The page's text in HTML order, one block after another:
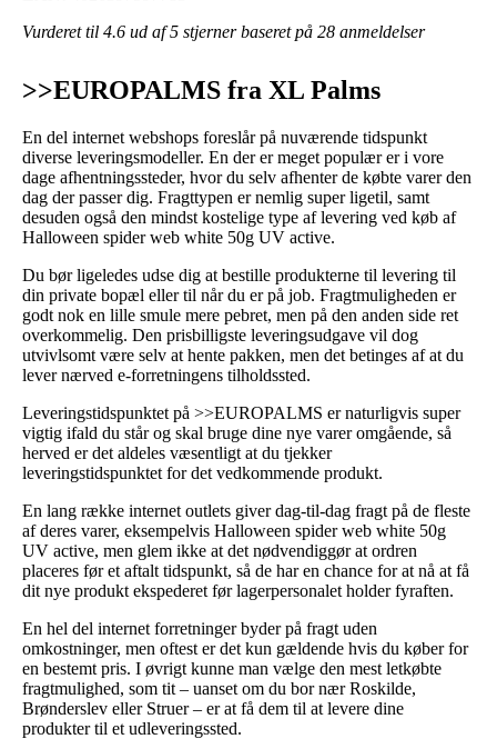
Vurderet til 4.6 ud af 5 stjerner baseret på 28 anmeldelser
>>EUROPALMS fra XL Palms
En del internet webshops foreslår på nuværende tidspunkt
diverse leveringsmodeller. En der er meget populær er i vore
dage afhentningssteder, hvor du selv afhenter de købte varer den
dag der passer dig. Fragttypen er nemlig super ligetil, samt
desuden også den mindst kostelige type af levering ved køb af
Halloween spider web white 50g UV active.
Du bør ligeledes udse dig at bestille produkterne til levering til
din private bopæl eller til når du er på job. Fragtmuligheden er
godt nok en lille smule mere pebret, men på den anden side ret
overkommelig. Den prisbilligste leveringsudgave vil dog
utvivlsomt være selv at hente pakken, men det betinges af at du
lever nærved e-forretningens tilholdssted.
Leveringstidspunktet på >>EUROPALMS er naturligvis super
vigtig ifald du står og skal bruge dine nye varer omgående, så
herved er det aldeles væsentligt at du tjekker
leveringstidspunktet for det vedkommende produkt.
En lang række internet outlets giver dag-til-dag fragt på de fleste
af deres varer, eksempelvis Halloween spider web white 50g
UV active, men glem ikke at det nødvendiggør at ordren
placeres før et aftalt tidspunkt, så de har en chance for at nå at få
dit nye produkt ekspederet før lagerpersonalet holder fyraften.
En hel del internet forretninger byder på fragt uden
omkostninger, men oftest er det kun gældende hvis du køber for
en bestemt pris. I øvrigt kunne man vælge den mest letkøbte
fragtmulighed, som tit – uanset om du bor nær Roskilde,
Brønderslev eller Struer – er at få dem til at levere dine
produkter til et udleveringssted.